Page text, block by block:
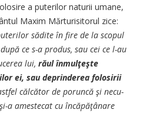
a puterilor na­turii u­ma­ne,
Maxim Măr­tu­ri­si­to­rul zice:
sădite în fire de la scopul
ce s-a produs, sau cei ce l-au
lui, răul în­mul­ţeş­te
ei, sau deprinderea folosirii
călcător de poruncă şi necu­
a a­mestecat cu încăpăţânare